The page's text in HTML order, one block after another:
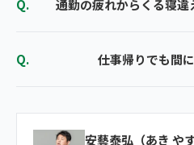
通勤の疲れからくる寝違
仕事帰りでも間
安藝泰弘（あき やす